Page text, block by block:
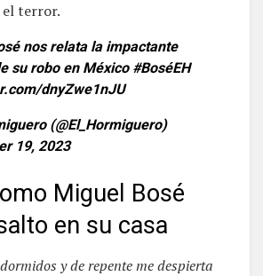
el terror.
nos relata la impactante
su robo en México #BoséEH
dnyZwe1nJU
(@El_Hormiguero)
19, 2023
Miguel Bosé
en su casa
y de repente me despierta